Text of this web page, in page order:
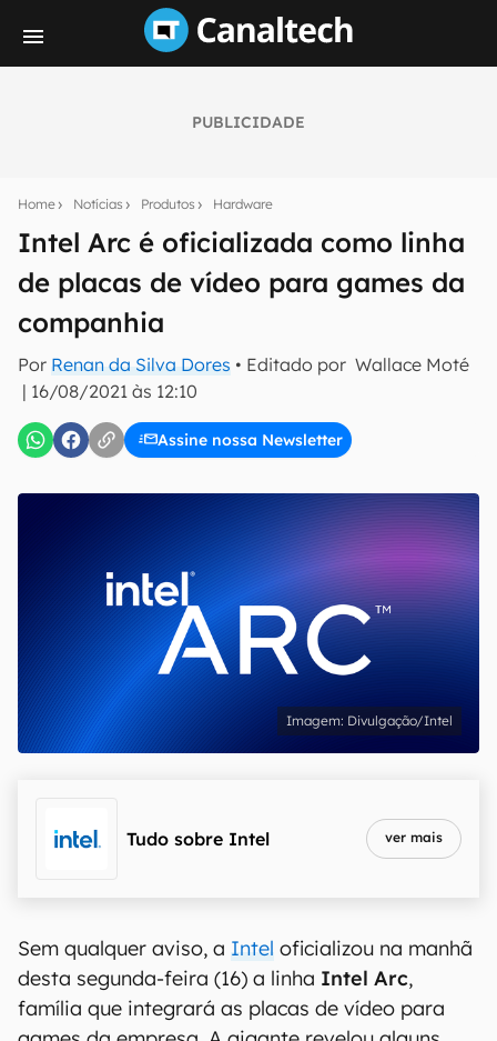
PUBLICIDADE
Home Notícias Produtos Hardware
Intel Arc é oficializada como linha
de placas de vídeo para games da
companhia
Por Renan da Silva Dores • Editado por Wallace Moté
| 16/08/2021 às 12:10
Assine nossa Newsletter
notícias e reviews sobre tecnologia em primeira
mão.
E-mail
inscreva-se
Confirmo que li, aceito e concordo com os Termos de
Uso e Política de Privacidade do Canaltech.
Divulgação/Intel
Tudo sobre Intel ver mais
Sem qualquer aviso, a Intel oficializou na manhã
desta segunda-feira (16) a linha Intel Arc,
família que integrará as placas de vídeo para